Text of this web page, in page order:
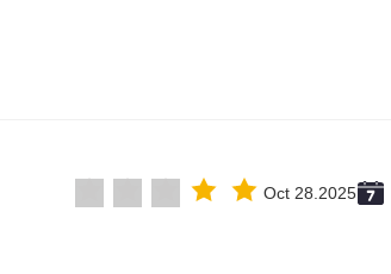
Oct 28.2025